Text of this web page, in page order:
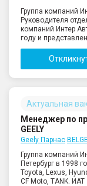
Группа компаний
Руководителя
компаний Интер
году и
Актуальная
Менеджер по
GEELY
Geely Парнас
Группа компаний
Петербург в 1998
Toyota, Lexus,
CF Moto, TANK. ИАТ